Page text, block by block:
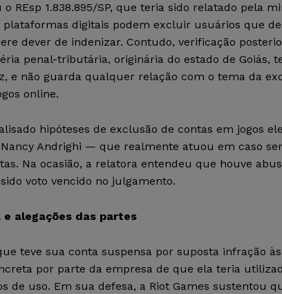
REsp 1.838.895/SP, que teria sido relatado pela
digitais podem excluir usuários que
dever de indenizar. Contudo, verificação
penal-tributária, originária do estado de Goiás,
e não guarda qualquer relação com o tema da
online.
hipóteses de exclusão de contas em jogos
Andrighi — que realmente atuou em caso
Na ocasião, a relatora entendeu que houve
voto vencido no julgamento.
alegações das partes
teve sua conta suspensa por suposta infração
por parte da empresa de que ela teria
de uso. Em sua defesa, a Riot Games sustentou